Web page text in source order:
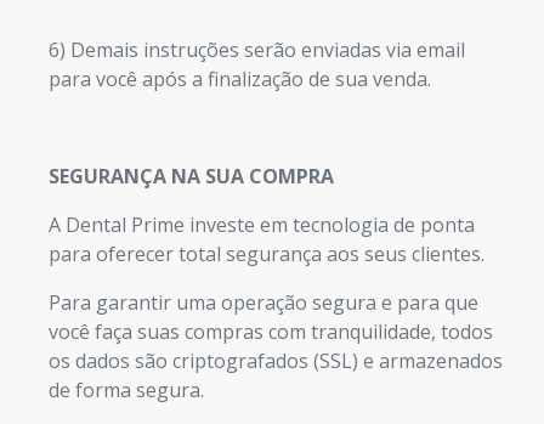
6) Demais instruções serão enviadas via email
para você após a finalização de sua venda.
SEGURANÇA NA SUA COMPRA
A Dental Prime investe em tecnologia de ponta
para oferecer total segurança aos seus clientes.
Para garantir uma operação segura e para que
você faça suas compras com tranquilidade, todos
os dados são criptografados (SSL) e armazenados
de forma segura.